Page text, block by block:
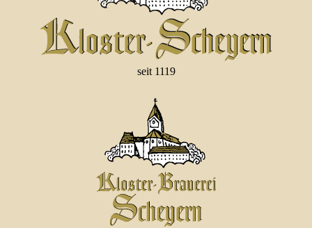
seit 1119